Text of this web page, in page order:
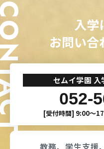
入学
お問い合
セムイ学園 入
052-
[受付時間] 9:00〜